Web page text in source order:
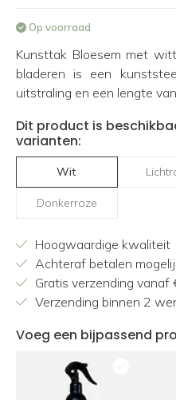
Op voorraad
Kunsttak Bloesem met
bladeren is een
uitstraling en een lengte
Dit product is
varianten:
Wit
Donkerroze
Hoogwaardige kwaliteit
Achteraf betalen
Gratis verzending vanaf
Verzending binnen 2
Voeg een bijpassend